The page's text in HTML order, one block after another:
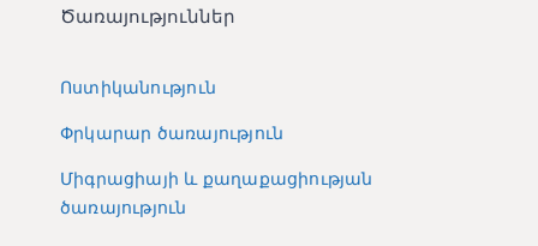
Ծառայություններ
Ոստիկանություն
Փրկարար ծառայություն
Միգրացիայի և քաղաքացիության
ծառայություն